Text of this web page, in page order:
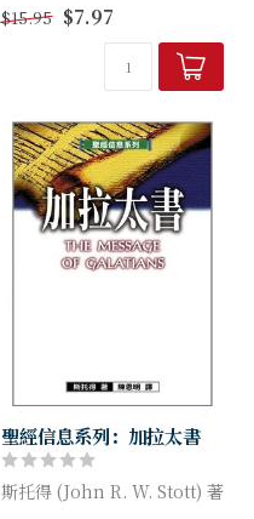
本書介紹十種不同的研經方
法，並以例證說明。盼望讀者
不但對加拉太書有更深認識，
更能依循書中提出...
$15.95 $7.97
聖經信息系列：加拉太書
斯托得 (John R. W. Stott) 著